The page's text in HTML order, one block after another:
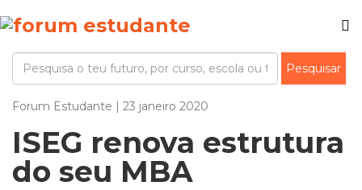
Forum Estudante | 23 janeiro 2020
ISEG renova estrutura
do seu MBA